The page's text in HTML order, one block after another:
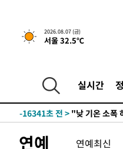
2026.08.07 (금)
서울 32.5℃
실시간
-30377초 전 >미 사업체 일자
하향수정 (2보)
-29825초 전 >[속보] 미 사업
-24773초 전 >
이란, "오만
운드는 임시"
-16341초 전 >
-16305초 전 > [속보]이 대통
갈 수도
-14239초 전 >
낮 최고 37도
연예 연예최신